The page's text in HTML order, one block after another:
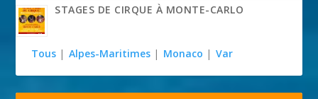
STAGES DE CIRQUE À MONTE-CARLO
Tous | Alpes-Maritimes | Monaco | Var